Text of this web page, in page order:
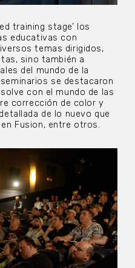
training stage’ los
educativas con
temas dirigidos,
sino también a
del mundo de la
se destacaron
con el mundo de las
corrección de color y
de lo nuevo que
Fusion, entre otros.